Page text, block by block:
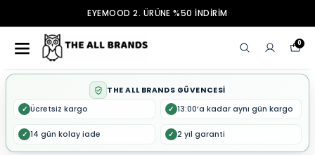
EYEMOOD 2. ÜRÜNE %50 İNDİRİM
0
THE ALL BRANDS GÜVENCESİ
✓ Ücretsiz kargo ✓ 13:00’a kadar aynı gün kargo
✓ 14 gün kolay iade ✓ 2 yıl garanti